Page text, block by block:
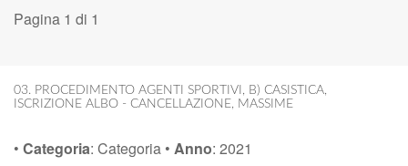
Pagina 1 di 1
03. PROCEDIMENTO AGENTI SPORTIVI , B) CASISTICA,
ISCRIZIONE ALBO - CANCELLAZIONE, MASSIME
• Categoria: Categoria • Anno: 2021